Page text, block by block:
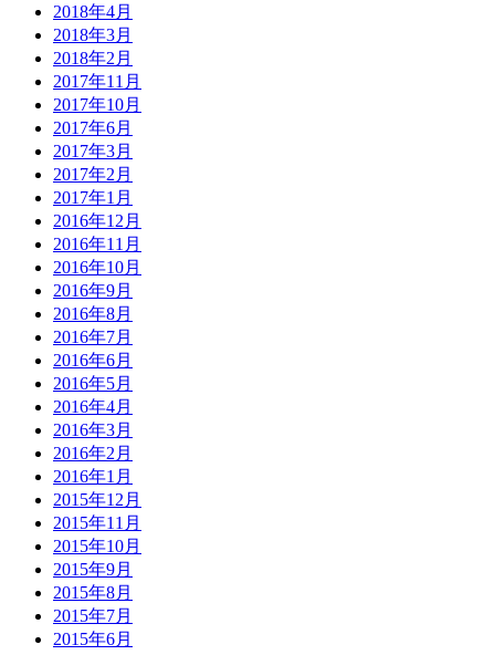
2018年4月
2018年3月
2018年2月
2017年11月
2017年10月
2017年6月
2017年3月
2017年2月
2017年1月
2016年12月
2016年11月
2016年10月
2016年9月
2016年8月
2016年7月
2016年6月
2016年5月
2016年4月
2016年3月
2016年2月
2016年1月
2015年12月
2015年11月
2015年10月
2015年9月
2015年8月
2015年7月
2015年6月